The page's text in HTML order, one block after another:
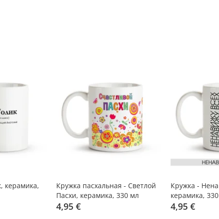
керамика,
Кружка пасхальная - Светлой
Пасхи, керамика, 330 мл
4,95 €
Кружка -
керамика,
4,95 €